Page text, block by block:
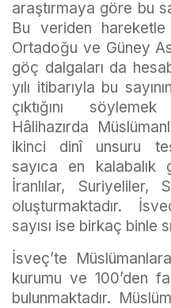
araştırmaya göre bu
Bu veriden
Ortadoğu ve Güney
göç dalgaları da
yılı itibarıyla bu
çıktığını
Hâlihazırda
ikinci dinî unsuru
sayıca en kalabalık
İranlılar, Suriyeliler,
oluşturmaktadır.
sayısı ise birkaç binle
İsveç’te
kurumu ve 100’den
bulunmaktadır.